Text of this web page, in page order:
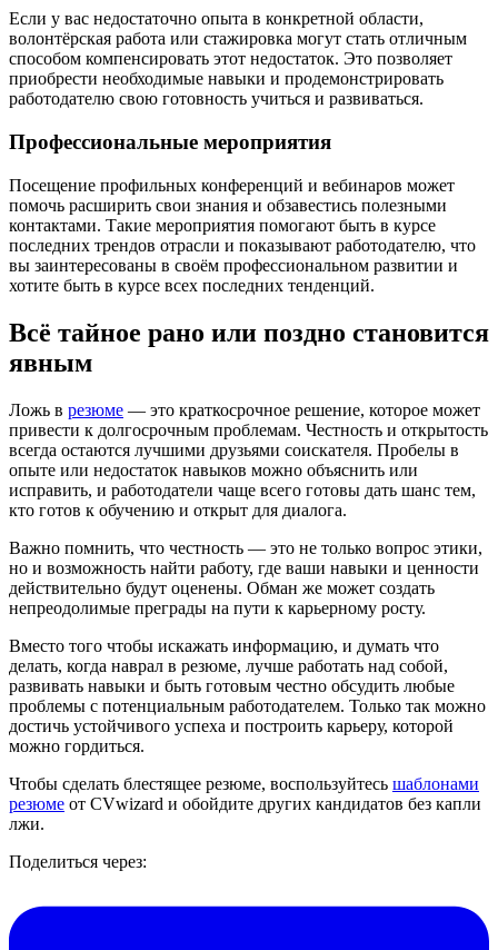
Если у вас недостаточно опыта в конкретной области,
волонтёрская работа или стажировка могут стать отличным
способом компенсировать этот недостаток. Это позволяет
приобрести необходимые навыки и продемонстрировать
работодателю свою готовность учиться и развиваться.
Профессиональные мероприятия
Посещение профильных конференций и вебинаров может
помочь расширить свои знания и обзавестись полезными
контактами. Такие мероприятия помогают быть в курсе
последних трендов отрасли и показывают работодателю, что
вы заинтересованы в своём профессиональном развитии и
хотите быть в курсе всех последних тенденций.
Всё тайное рано или поздно становится
явным
Ложь в резюме — это краткосрочное решение, которое может
привести к долгосрочным проблемам. Честность и открытость
всегда остаются лучшими друзьями соискателя. Пробелы в
опыте или недостаток навыков можно объяснить или
исправить, и работодатели чаще всего готовы дать шанс тем,
кто готов к обучению и открыт для диалога.
Важно помнить, что честность — это не только вопрос этики,
но и возможность найти работу, где ваши навыки и ценности
действительно будут оценены. Обман же может создать
непреодолимые преграды на пути к карьерному росту.
Вместо того чтобы искажать информацию, и думать что
делать, когда наврал в резюме, лучше работать над собой,
развивать навыки и быть готовым честно обсудить любые
проблемы с потенциальным работодателем. Только так можно
достичь устойчивого успеха и построить карьеру, которой
можно гордиться.
Чтобы сделать блестящее резюме, воспользуйтесь шаблонами
резюме от CVwizard и обойдите других кандидатов без капли
лжи.
Поделиться через: